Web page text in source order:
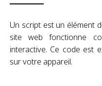
Un script est un élément
site web fonctionne
interactive. Ce code est
sur votre appareil.